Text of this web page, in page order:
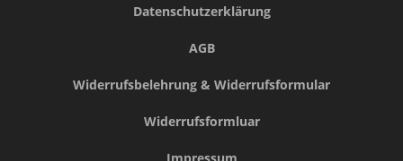
Datenschutzerklärung
AGB
Widerrufsbelehrung & Widerrufsformular
Widerrufsformluar